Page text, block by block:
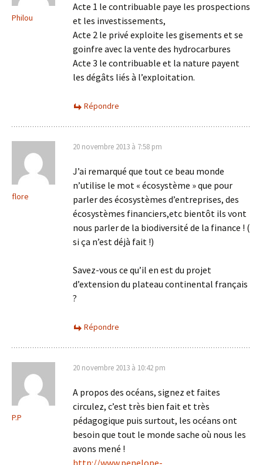
Philou
Acte 1 le contribuable paye les prospections
et les investissements,
Acte 2 le privé exploite les gisements et se
goinfre avec la vente des hydrocarbures
Acte 3 le contribuable et la nature payent
les dégâts liés à l’exploitation.
Répondre
flore
20 novembre 2013 à 7:58 pm
J’ai remarqué que tout ce beau monde
n’utilise le mot « écosystème » que pour
parler des écosystèmes d’entreprises, des
écosystèmes financiers,etc bientôt ils vont
nous parler de la biodiversité de la finance ! (
si ça n’est déjà fait !)
Savez-vous ce qu’il en est du projet
d’extension du plateau continental français
?
Répondre
P.P
20 novembre 2013 à 10:42 pm
A propos des océans, signez et faites
circulez, c’est très bien fait et très
pédagogique puis surtout, les océans ont
besoin que tout le monde sache où nous les
avons mené !
http://www.penelope-